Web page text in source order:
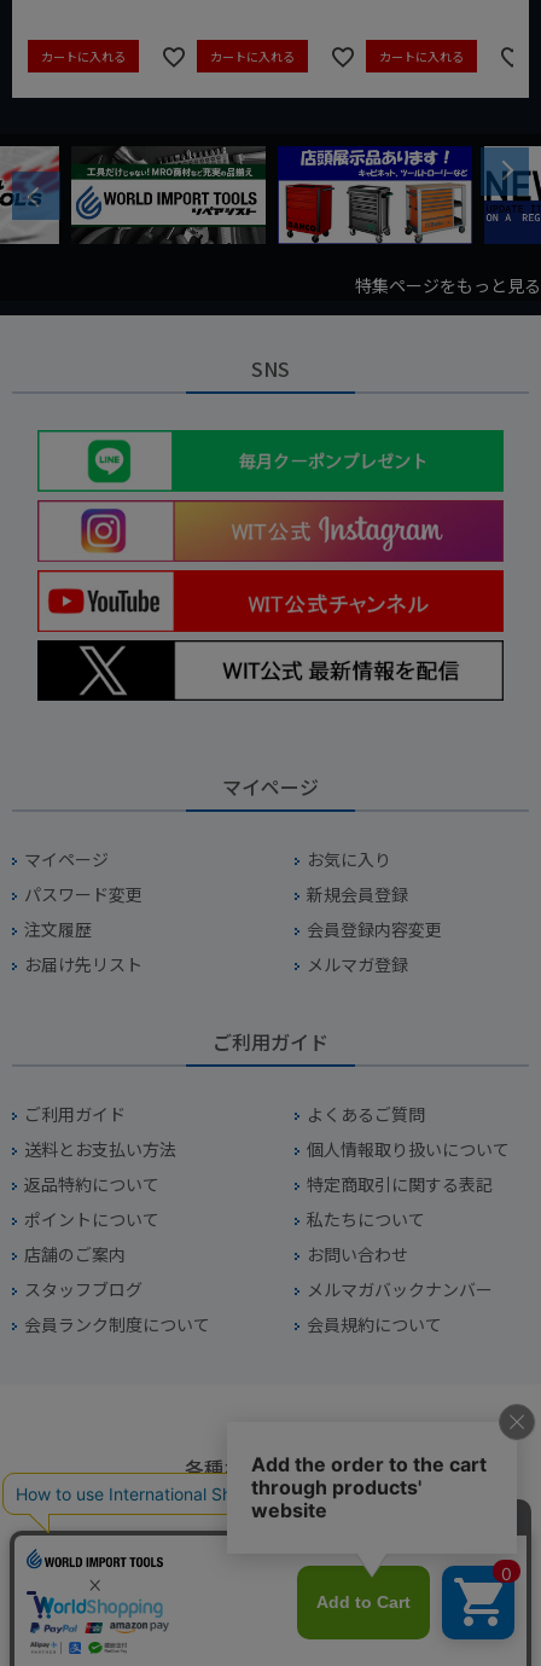
カートに入れる カートに入れる カートに入れる
Previous
Next
特集ページをもっと見る
SNS
マイページ
マイページ
お気に入り
パスワード変更
新規会員登録
注文履歴
会員登録内容変更
お届け先リスト
メルマガ登録
ご利用ガイド
ご利用ガイド
よくあるご質問
送料とお支払い方法
個人情報取り扱いについて
返品特約について
特定商取引に関する表記
ポイントについて
私たちについて
店舗のご案内
お問い合わせ
スタッフブログ
メルマガバックナンバー
会員ランク制度について
会員規約について
各種お問い合わせ
045-949-2451